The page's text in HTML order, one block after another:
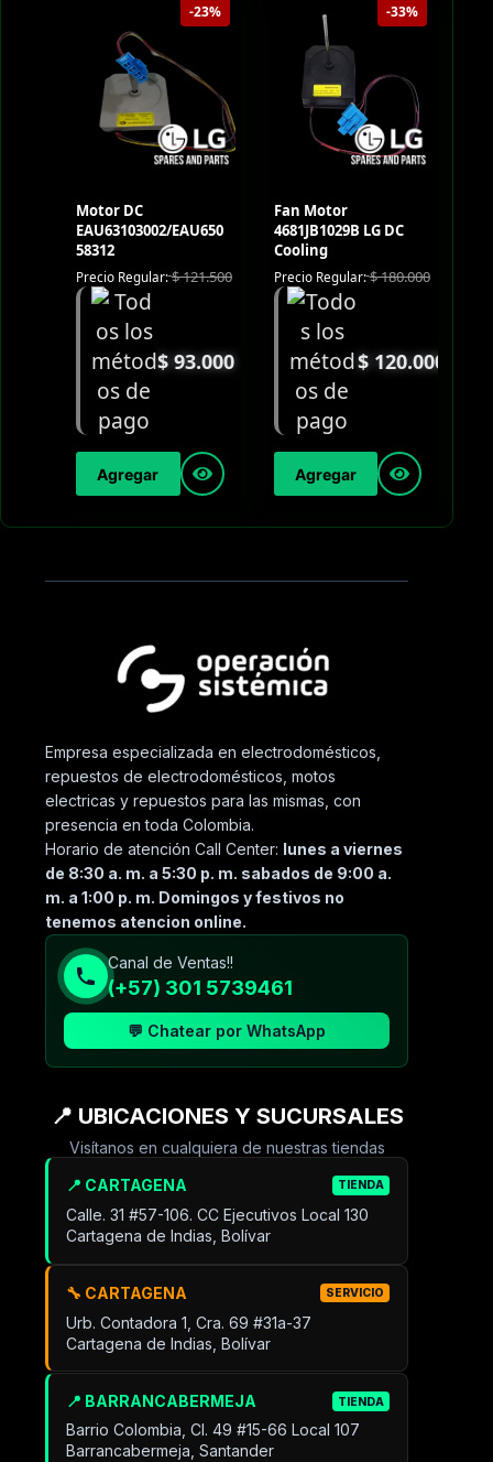
-23%
Motor DC
EAU63103002/EAU650
58312
Precio Regular:$121.500
$93.000
Agregar
-33%
Fan Motor
4681JB1029B LG DC
Cooling
Precio Regular:$180.000
$120.000
Agregar
Empresa especializada en electrodomésticos,
repuestos de electrodomésticos, motos
electricas y repuestos para las mismas, con
presencia en toda Colombia.
Horario de atención Call Center: lunes a viernes
de 8:30 a. m. a 5:30 p. m. sabados de 9:00 a.
m. a 1:00 p. m. Domingos y festivos no
tenemos atencion online.
Canal de Ventas!!
(+57) 301 5739461
💬 Chatear por WhatsApp
📍 UBICACIONES Y SUCURSALES
Visítanos en cualquiera de nuestras tiendas
📍 CARTAGENA TIENDA
Calle. 31 #57-106. CC Ejecutivos Local 130
Cartagena de Indias, Bolívar
🔧 CARTAGENA SERVICIO
Urb. Contadora 1, Cra. 69 #31a-37
Cartagena de Indias, Bolívar
📍 BARRANCABERMEJA TIENDA
Barrio Colombia, Cl. 49 #15-66 Local 107
Barrancabermeja, Santander